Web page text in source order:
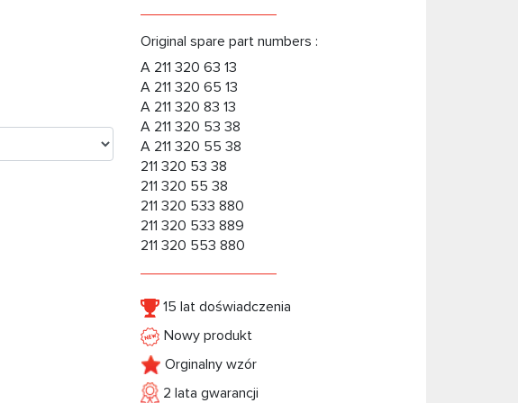
Original spare part numbers :
A 211 320 63 13
A 211 320 65 13
A 211 320 83 13
A 211 320 53 38
A 211 320 55 38
211 320 53 38
211 320 55 38
211 320 533 880
211 320 533 889
211 320 553 880
15 lat doświadczenia
Nowy produkt
Orginalny wzór
2 lata gwarancji